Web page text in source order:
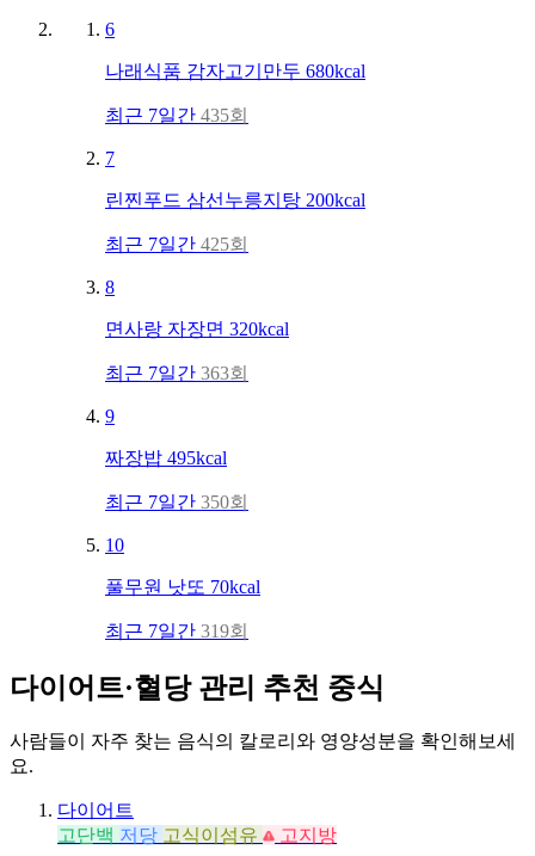
6
나래식품 감자고기만두 680kcal
최근 7일간 435회
7
린찐푸드 삼선누릉지탕 200kcal
최근 7일간 425회
8
면사랑 자장면 320kcal
최근 7일간 363회
9
짜장밥 495kcal
최근 7일간 350회
10
풀무원 낫또 70kcal
최근 7일간 319회
다이어트·혈당 관리 추천 중식
사람들이 자주 찾는 음식의 칼로리와 영양성분을 확인해보세
요.
다이어트
고단백 저당 고식이섬유 고지방